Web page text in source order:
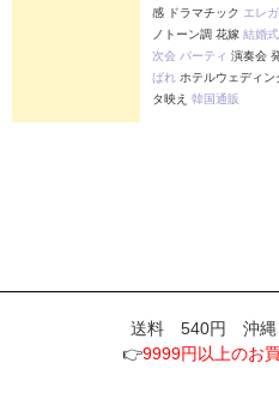
感 ドラマチック エレ
ノトーン調 花嫁 結婚式
次会 パーティ 演奏会
ばれ ホテルウェディ
タ映え 韓国通販
送料 540円 沖縄
👉9999円以上のお